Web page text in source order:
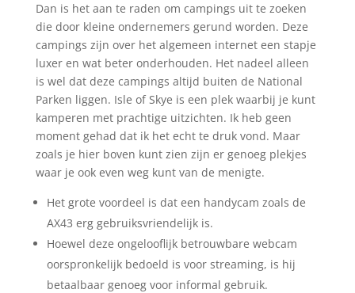
Dan is het aan te raden om campings uit te zoeken
die door kleine ondernemers gerund worden. Deze
campings zijn over het algemeen internet een stapje
luxer en wat beter onderhouden. Het nadeel alleen
is wel dat deze campings altijd buiten de National
Parken liggen. Isle of Skye is een plek waarbij je kunt
kamperen met prachtige uitzichten. Ik heb geen
moment gehad dat ik het echt te druk vond. Maar
zoals je hier boven kunt zien zijn er genoeg plekjes
waar je ook even weg kunt van de menigte.
Het grote voordeel is dat een handycam zoals de
AX43 erg gebruiksvriendelijk is.
Hoewel deze ongelooflijk betrouwbare webcam
oorspronkelijk bedoeld is voor streaming, is hij
betaalbaar genoeg voor informal gebruik.